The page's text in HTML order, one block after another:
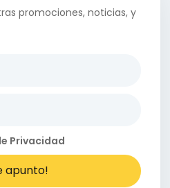
promociones, noticias, y
Privacidad
apunto!